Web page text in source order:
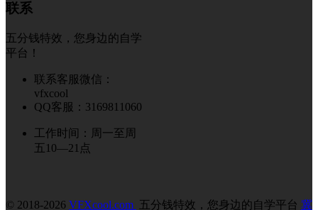
联系
五分钱特效，您身边的自学
平台！
联系客服微信：
vfxcool
QQ客服：3169811060
工作时间：周一至周
五10—21点
© 2018-2026 VFXcool.com 五分钱特效，您身边的自学平台 冀